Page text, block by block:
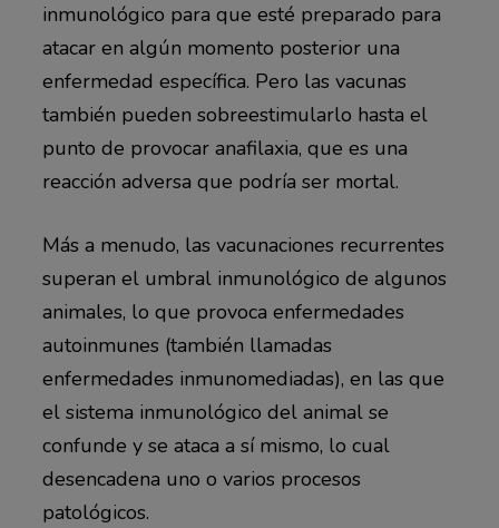
inmunológico para que esté preparado para
atacar en algún momento posterior una
enfermedad específica. Pero las vacunas
también pueden sobreestimularlo hasta el
punto de provocar anafilaxia, que es una
reacción adversa que podría ser mortal.
Más a menudo, las vacunaciones recurrentes
superan el umbral inmunológico de algunos
animales, lo que provoca enfermedades
autoinmunes (también llamadas
enfermedades inmunomediadas), en las que
el sistema inmunológico del animal se
confunde y se ataca a sí mismo, lo cual
desencadena uno o varios procesos
patológicos.